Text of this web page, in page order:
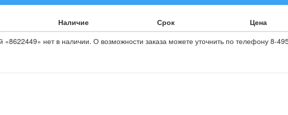
Наличие Срок
Цена
«8622449» нет в наличии. О возможности заказа можете уточнить по телефону 8-